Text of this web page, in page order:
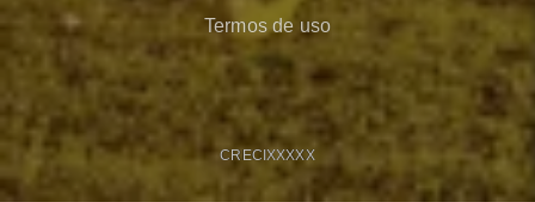
Termos de uso
CRECIXXXXX